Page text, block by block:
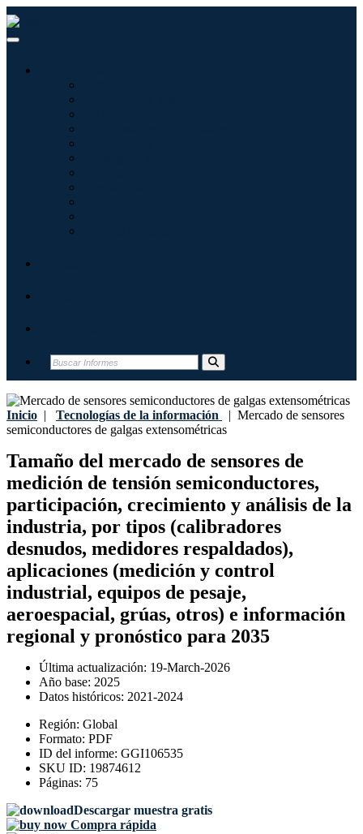
Inicio | Tecnologías de la información | Mercado de sensores
semiconductores de galgas extensométricas
Tamaño del mercado de sensores de
medición de tensión semiconductores,
participación, crecimiento y análisis de la
industria, por tipos (calibradores
desnudos, medidores respaldados),
aplicaciones (medición y control
industrial, equipos de pesaje,
aeroespacial, grúas, otros) e información
regional y pronóstico para 2035
Última actualización: 19-March-2026
Año base: 2025
Datos históricos: 2021-2024
Región: Global
Formato: PDF
ID del informe: GGI106535
SKU ID: 19874612
Páginas: 75
Descargar muestra gratis
Compra rápida